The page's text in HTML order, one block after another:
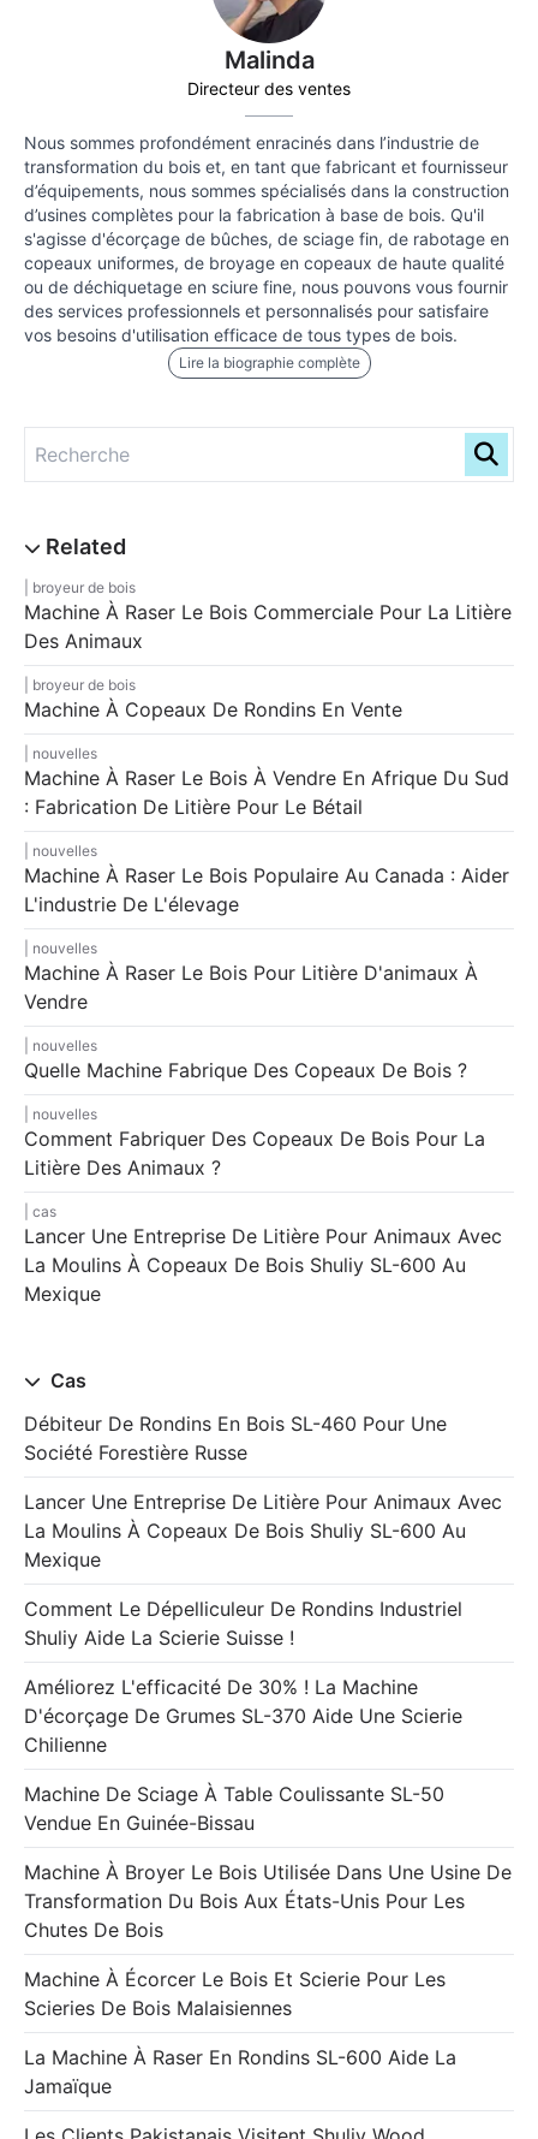
Malinda
Directeur des ventes
Nous sommes profondément enracinés dans l’industrie de
transformation du bois et, en tant que fabricant et fournisseur
d’équipements, nous sommes spécialisés dans la construction
d’usines complètes pour la fabrication à base de bois. Qu'il
s'agisse d'écorçage de bûches, de sciage fin, de rabotage en
copeaux uniformes, de broyage en copeaux de haute qualité
ou de déchiquetage en sciure fine, nous pouvons vous fournir
des services professionnels et personnalisés pour satisfaire
vos besoins d'utilisation efficace de tous types de bois.
Lire la biographie complète
broyeur de bois
Machine À Raser Le Bois Commerciale Pour La Litière
Des Animaux
broyeur de bois
Machine À Copeaux De Rondins En Vente
nouvelles
Machine À Raser Le Bois À Vendre En Afrique Du Sud
: Fabrication De Litière Pour Le Bétail
nouvelles
Machine À Raser Le Bois Populaire Au Canada : Aider
L'industrie De L'élevage
nouvelles
Machine À Raser Le Bois Pour Litière D'animaux À
Vendre
nouvelles
Quelle Machine Fabrique Des Copeaux De Bois ?
nouvelles
Comment Fabriquer Des Copeaux De Bois Pour La
Litière Des Animaux ?
cas
Lancer Une Entreprise De Litière Pour Animaux Avec
La Moulins À Copeaux De Bois Shuliy SL-600 Au
Mexique
Cas
Débiteur De Rondins En Bois SL-460 Pour Une
Société Forestière Russe
Lancer Une Entreprise De Litière Pour Animaux Avec
La Moulins À Copeaux De Bois Shuliy SL-600 Au
Mexique
Comment Le Dépelliculeur De Rondins Industriel
Shuliy Aide La Scierie Suisse !
Améliorez L'efficacité De 30% ! La Machine
D'écorçage De Grumes SL-370 Aide Une Scierie
Chilienne
Machine De Sciage À Table Coulissante SL-50
Vendue En Guinée-Bissau
Machine À Broyer Le Bois Utilisée Dans Une Usine De
Transformation Du Bois Aux États-Unis Pour Les
Chutes De Bois
Machine À Écorcer Le Bois Et Scierie Pour Les
Scieries De Bois Malaisiennes
La Machine À Raser En Rondins SL-600 Aide La
Jamaïque